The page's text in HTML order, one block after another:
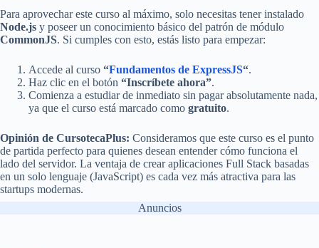
Para aprovechar este curso al máximo, solo necesitas tener instalado
Node.js y poseer un conocimiento básico del patrón de módulo
CommonJS. Si cumples con esto, estás listo para empezar:
Accede al curso “Fundamentos de ExpressJS“.
Haz clic en el botón “Inscríbete ahora”.
Comienza a estudiar de inmediato sin pagar absolutamente nada,
ya que el curso está marcado como gratuito.
Opinión de CursotecaPlus: Consideramos que este curso es el punto
de partida perfecto para quienes desean entender cómo funciona el
lado del servidor. La ventaja de crear aplicaciones Full Stack basadas
en un solo lenguaje (JavaScript) es cada vez más atractiva para las
startups modernas.
Anuncios